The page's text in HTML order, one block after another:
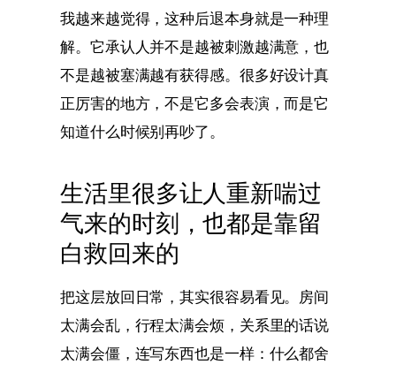
我越来越觉得，这种后退本身就是一种理
解。它承认人并不是越被刺激越满意，也
不是越被塞满越有获得感。很多好设计真
正厉害的地方，不是它多会表演，而是它
知道什么时候别再吵了。
生活里很多让人重新喘过
气来的时刻，也都是靠留
白救回来的
把这层放回日常，其实很容易看见。房间
太满会乱，行程太满会烦，关系里的话说
太满会僵，连写东西也是一样：什么都舍